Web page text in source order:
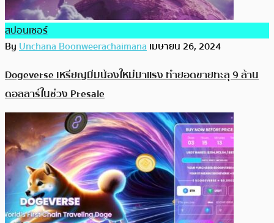
สปอนเซอร์
ByUnchana Boonweerachaimanaเมษายน 26, 2024
Dogeverse เหรียญมีมน้องใหม่มาแรง ทำยอดขายทะลุ 9 ล้าน
ดอลลาร์ในช่วง Presale